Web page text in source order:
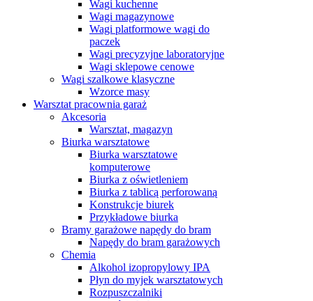
Wagi kuchenne
Wagi magazynowe
Wagi platformowe wagi do
paczek
Wagi precyzyjne laboratoryjne
Wagi sklepowe cenowe
Wagi szalkowe klasyczne
Wzorce masy
Warsztat pracownia garaż
Akcesoria
Warsztat, magazyn
Biurka warsztatowe
Biurka warsztatowe
komputerowe
Biurka z oświetleniem
Biurka z tablicą perforowaną
Konstrukcje biurek
Przykładowe biurka
Bramy garażowe napędy do bram
Napędy do bram garażowych
Chemia
Alkohol izopropylowy IPA
Płyn do myjek warsztatowych
Rozpuszczalniki